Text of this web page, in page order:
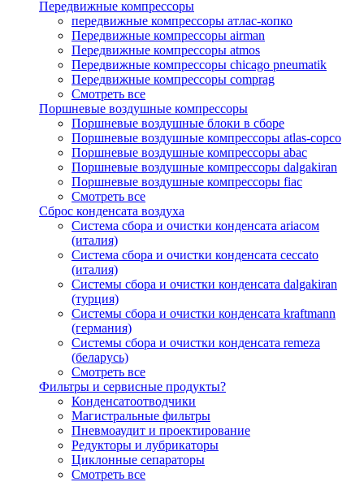
Передвижные компрессоры
передвижные компрессоры атлас-копко
Передвижные компрессоры airman
Передвижные компрессоры atmos
Передвижные компрессоры chicago pneumatik
Передвижные компрессоры comprag
Смотреть все
Поршневые воздушные компрессоры
Поршневые воздушные блоки в сборе
Поршневые воздушные компрессоры atlas-copco
Поршневые воздушные компрессоры abac
Поршневые воздушные компрессоры dalgakiran
Поршневые воздушные компрессоры fiac
Смотреть все
Сброс конденсата воздуха
Система сбора и очистки конденсата ariacом
(италия)
Система сбора и очистки конденсата ceccato
(италия)
Системы сбора и очистки конденсата dalgakiran
(турция)
Системы сбора и очистки конденсата kraftmann
(германия)
Системы сбора и очистки конденсата remeza
(беларусь)
Смотреть все
Фильтры и сервисные продукты?
Конденсатоотводчики
Магистральные фильтры
Пневмоаудит и проектирование
Редукторы и лубрикаторы
Циклонные сепараторы
Смотреть все